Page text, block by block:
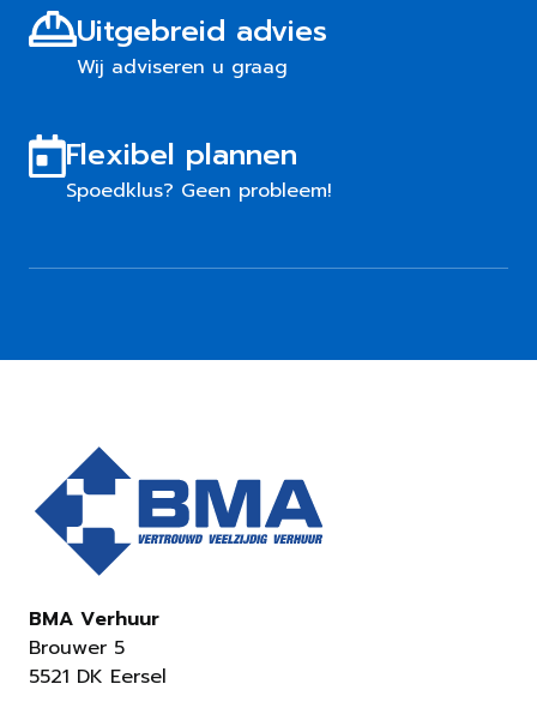
Uitgebreid advies
Wij adviseren u graag
Flexibel plannen
Spoedklus? Geen probleem!
BMA Verhuur
Brouwer 5
5521 DK Eersel